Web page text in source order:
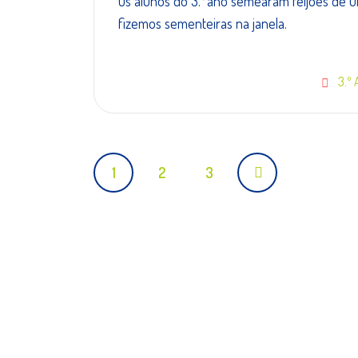
fizemos sementeiras na janela.
3.º
Posts
1 2 3